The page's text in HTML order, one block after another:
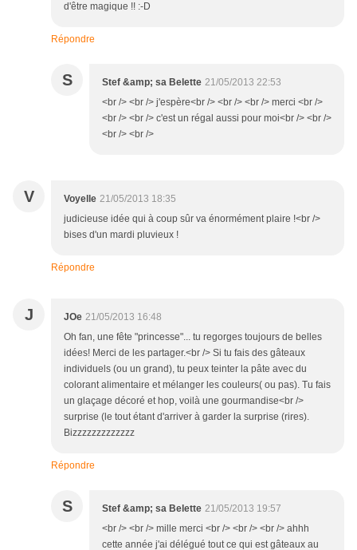
d'être magique !! :-D
Répondre
S Stef &amp; sa Belette 21/05/2013 22:53
<br /> <br /> j'espère<br /> <br /> <br /> merci <br />
<br /> <br /> c'est un régal aussi pour moi<br /> <br />
<br /> <br />
V Voyelle 21/05/2013 18:35
judicieuse idée qui à coup sûr va énormément plaire !<br />
bises d'un mardi pluvieux !
Répondre
J JOe 21/05/2013 16:48
Oh fan, une fête "princesse"... tu regorges toujours de belles
idées! Merci de les partager.<br /> Si tu fais des gâteaux
individuels (ou un grand), tu peux teinter la pâte avec du
colorant alimentaire et mélanger les couleurs( ou pas). Tu fais
un glaçage décoré et hop, voilà une gourmandise<br />
surprise (le tout étant d'arriver à garder la surprise (rires).
Bizzzzzzzzzzzzz
Répondre
S Stef &amp; sa Belette 21/05/2013 19:57
<br /> <br /> mille merci <br /> <br /> <br /> ahhh
cette année j'ai délégué tout ce qui est gâteaux au